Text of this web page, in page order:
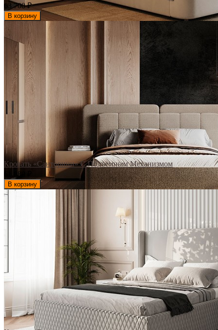
63 700₽
В корзину
Кровать «Санторини» С Подъемным Механизмом
61 880
В корзину